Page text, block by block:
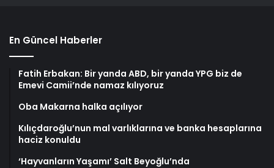
En Güncel Haberler
Fatih Erbakan: Bir yanda ABD, bir yanda YPG biz de
Emevi Camii’nde namaz kılıyoruz
Oba Makarna halka açılıyor
Kılıçdaroğlu’nun mal varlıklarına ve banka hesaplarına
haciz konuldu
‘Hayvanların Yaşamı’ Salt Beyoğlu’nda